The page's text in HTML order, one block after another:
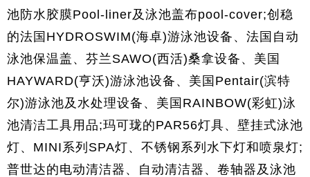
池防水胶膜Pool-liner及泳池盖布pool-cover;创稳
的法国HYDROSWIM(海卓)游泳池设备、法国自动
泳池保温盖、芬兰SAWO(西活)桑拿设备、美国
HAYWARD(亨沃)游泳池设备、美国Pentair(滨特
尔)游泳池及水处理设备、美国RAINBOW(彩虹)泳
池清洁工具用品;玛可珑的PAR56灯具、壁挂式泳池
灯、MINI系列SPA灯、不锈钢系列水下灯和喷泉灯;
普世达的电动清洁器、自动清洁器、卷轴器及泳池